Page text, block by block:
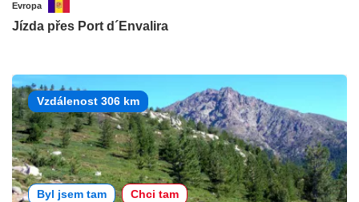
Evropa
Jízda přes Port d´Envalira
Vzdálenost 306 km
Byl jsem tam Chci tam